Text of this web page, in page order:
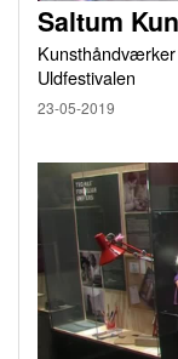
Saltum
Uldfestivalen
23-05-2019